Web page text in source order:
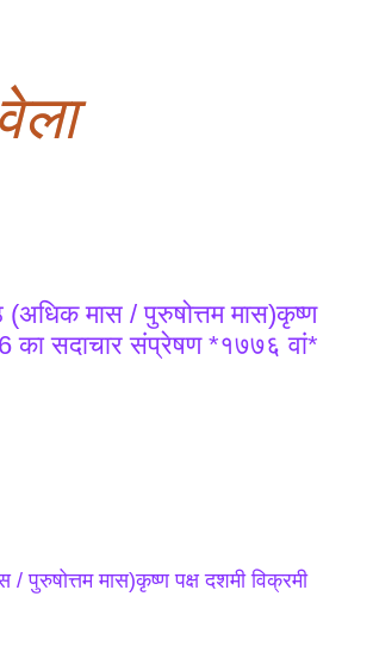
मास / पुरुषोत्तम मास)कृष्ण
का सदाचार संप्रेषण *१७७६ वां*
मास)कृष्ण पक्ष दशमी विक्रमी